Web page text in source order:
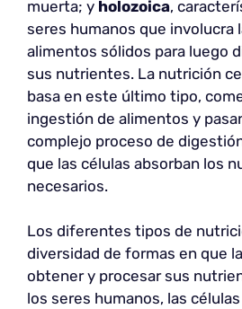
muerta; y holozoica,
seres humanos que involucra
alimentos sólidos para luego
sus nutrientes. La nutrición
basa en este último tipo,
ingestión de alimentos y
complejo proceso de
que las células absorban los
necesarios.
Los diferentes tipos de
diversidad de formas en que
obtener y procesar sus
los seres humanos, las